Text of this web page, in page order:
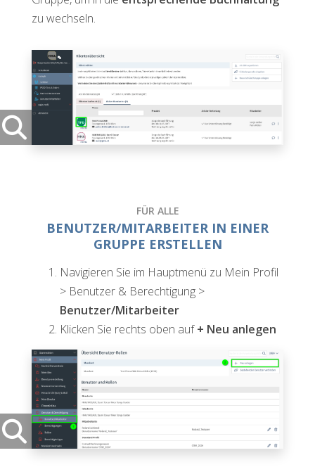
zu wechseln.
FÜR ALLE
BENUTZER/MITARBEITER IN EINER
GRUPPE ERSTELLEN
Navigieren Sie im Hauptmenü zu Mein Profil
> Benutzer & Berechtigung >
Benutzer/Mitarbeiter
Klicken Sie rechts oben auf+ Neu anlegen